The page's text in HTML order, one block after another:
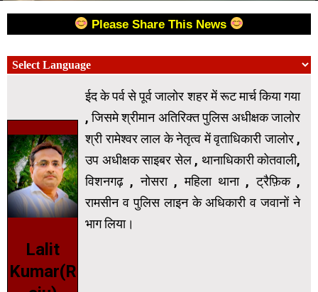
Please Share This News
Lalit
Kumar(R
ईद के पर्व से पूर्व जालोर शहर में रूट मार्च किया गया
, जिसमे श्रीमान अतिरिक्त पुलिस अधीक्षक जालोर
श्री रामेश्वर लाल के नेतृत्व में वृताधिकारी जालोर ,
उप अधीक्षक साइबर सेल , थानाधिकारी कोतवाली,
विशनगढ़ , नोसरा , महिला थाना , ट्रैफ़िक ,
रामसीन व पुलिस लाइन के अधिकारी व जवानों ने
भाग लिया।